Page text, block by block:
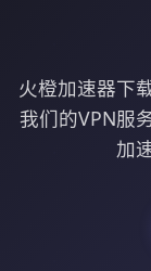
火橙加速器下
我们的VPN服
加